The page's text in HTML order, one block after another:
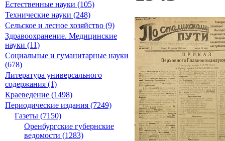
Естественные науки (105)
Технические науки (248)
Сельское и лесное хозяйство (9)
Здравоохранение. Медицинские
науки (11)
Социальные и гуманитарные науки
(678)
Литература универсального
содержания (1)
Краеведение (1498)
Периодические издания (7249)
Газеты (7150)
Оренбургские губернские
ведомости (1283)